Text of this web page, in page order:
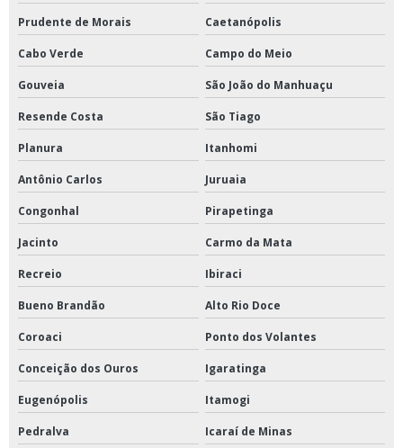
Prudente de Morais Caetanópolis
Cabo Verde Campo do Meio
Gouveia São João do Manhuaçu
Resende Costa São Tiago
Planura Itanhomi
Antônio Carlos Juruaia
Congonhal Pirapetinga
Jacinto Carmo da Mata
Recreio Ibiraci
Bueno Brandão Alto Rio Doce
Coroaci Ponto dos Volantes
Conceição dos Ouros Igaratinga
Eugenópolis Itamogi
Pedralva Icaraí de Minas